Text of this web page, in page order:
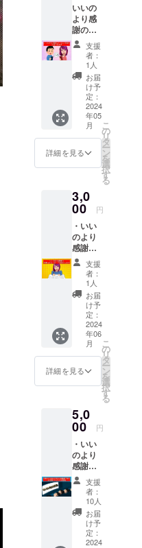
いいの
より感
謝の気
持ちを
綴った
メール
をあな
たの為
だけに
写真を
添えて
お送り
しま
す。
支援
者：
1人
お届
け予
定：
2024
年05
月
詳細を見る
こ
の
リ
タ
ー
ン
を
選
択
す
る
3,0
00 円
・いい
のより
感謝の
気持ち
を綴っ
たメー
ルをあ
なたの
為だけ
に写真
を添え
てお送
りしま
す。 ・
いいの
から感
めた手
書きポ
スト
カード
とチェ
キを提
供。
支援
者：
1人
お届
け予
定：
2024
年06
月
詳細を見る
こ
の
リ
タ
ー
ン
を
選
択
す
る
5,0
00 円
・いい
のより
感謝の
気持ち
を綴っ
たメー
ルをあ
なたの
為だけ
に写真
支援
者：
10人
お届
け予
定：
2024